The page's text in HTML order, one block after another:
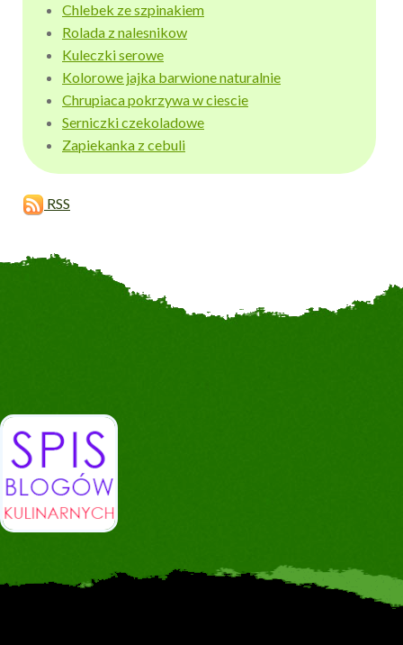
Chlebek ze szpinakiem
Rolada z nalesnikow
Kuleczki serowe
Kolorowe jajka barwione naturalnie
Chrupiaca pokrzywa w ciescie
Serniczki czekoladowe
Zapiekanka z cebuli
RSS